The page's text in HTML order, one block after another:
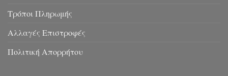
Τρόποι Πληρωμής
Αλλαγές Επιστροφές
Πολιτική Απορρήτου